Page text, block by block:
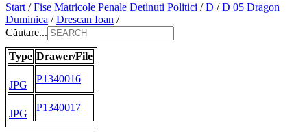
Start /Fise Matricole Penale Detinuti Politici /D /D 05 Dragon
Duminica /Drescan Ioan /
Căutare...
Type Drawer/File
JPG
P1340016
JPG
P1340017